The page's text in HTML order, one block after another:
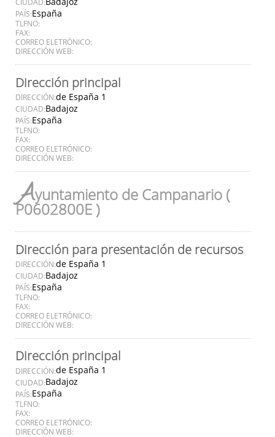
CIUDAD:
PAÍS:España
TLFNO:
FAX:
CORREO ELETRÓNICO:
DIRECCIÓN WEB:
Dirección principal
DIRECCIÓN:de España 1
CIUDAD:Badajoz
PAÍS:España
TLFNO:
FAX:
CORREO ELETRÓNICO:
DIRECCIÓN WEB:
Ayuntamiento de Campanario (
P0602800E )
Dirección para presentación de recursos
DIRECCIÓN:de España 1
CIUDAD:Badajoz
PAÍS:España
TLFNO:
FAX:
CORREO ELETRÓNICO:
DIRECCIÓN WEB:
Dirección principal
DIRECCIÓN:de España 1
CIUDAD:Badajoz
PAÍS:España
TLFNO:
FAX:
CORREO ELETRÓNICO:
DIRECCIÓN WEB: